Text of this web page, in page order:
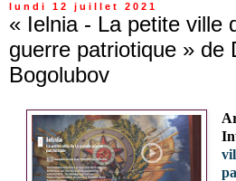
lundi 12 juillet 2021
« Ielnia - La petite ville
guerre patriotique » de
Bogolubov